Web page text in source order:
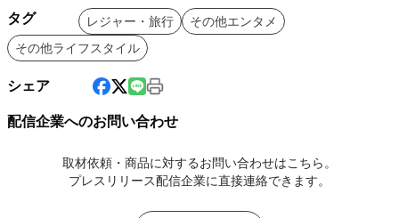
タグ レジャー・旅行
その他エンタメ
その他ライフスタイル
シェア
配信企業へのお問い合わせ
取材依頼・商品に対するお問い合わせはこちら。
プレスリリース配信企業に直接連絡できます。